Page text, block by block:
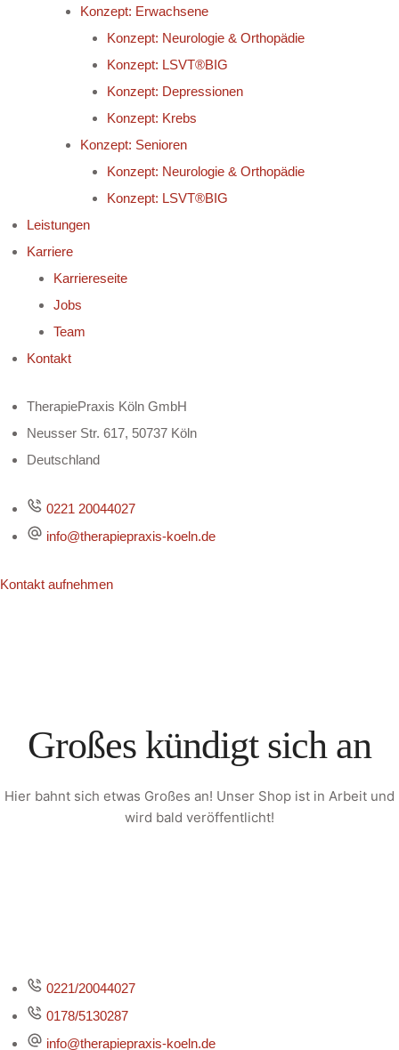
Konzept: Erwachsene
Konzept: Neurologie & Orthopädie
Konzept: LSVT®BIG
Konzept: Depressionen
Konzept: Krebs
Konzept: Senioren
Konzept: Neurologie & Orthopädie
Konzept: LSVT®BIG
Leistungen
Karriere
Karriereseite
Jobs
Team
Kontakt
TherapiePraxis Köln GmbH
Neusser Str. 617, 50737 Köln
Deutschland
0221 20044027
info@therapiepraxis-koeln.de
Kontakt aufnehmen
Großes kündigt sich an
Hier bahnt sich etwas Großes an! Unser Shop ist in Arbeit und
wird bald veröffentlicht!
0221/20044027
0178/5130287
info@therapiepraxis-koeln.de